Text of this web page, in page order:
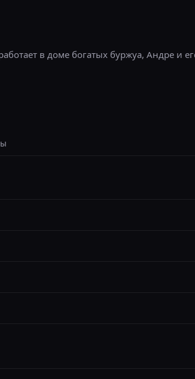
в доме богатых буржуа,